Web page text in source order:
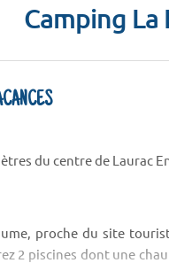
Camping
du centre de Laurac
proche du site
2 piscines dont une